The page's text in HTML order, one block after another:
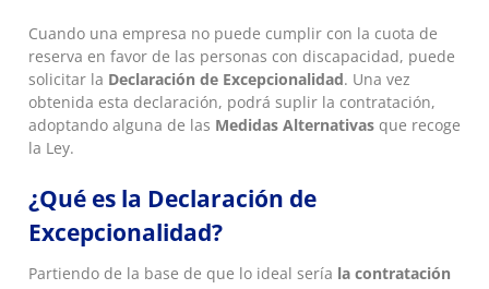
Cuando una empresa no puede cumplir con la cuota de
reserva en favor de las personas con discapacidad, puede
solicitar la Declaración de Excepcionalidad. Una vez
obtenida esta declaración, podrá suplir la contratación,
adoptando alguna de las Medidas Alternativasque recoge
la Ley.
¿Qué es la Declaración de
Excepcionalidad?
Partiendo de la base de que lo ideal sería la contratación